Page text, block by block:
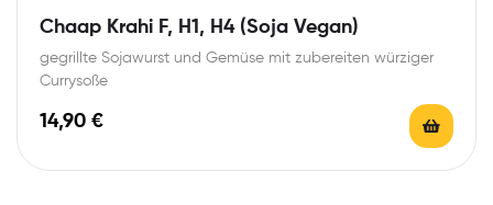
Chaap Krahi F, H1, H4 (Soja Vegan)
gegrillte Sojawurst und Gemüse mit zubereiten würziger
Currysoße
14,90 €